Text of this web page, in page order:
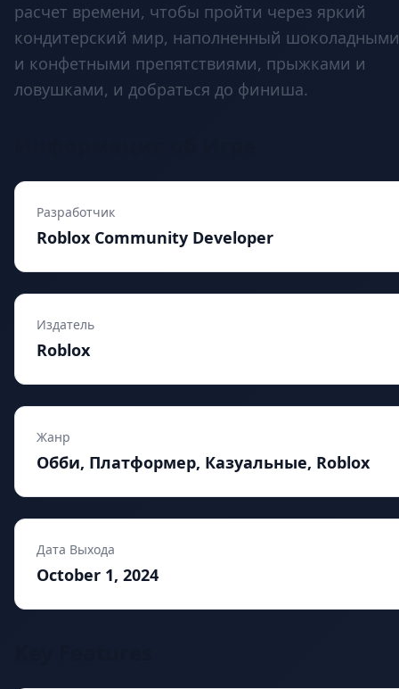
расчет времени, чтобы пройти через яркий
кондитерский мир, наполненный шоколадными
и конфетными препятствиями, прыжками и
ловушками, и добраться до финиша.
Разработчик
Roblox Community Developer
Издатель
Roblox
Жанр
Обби, Платформер, Казуальные, Roblox
Дата Выхода
October 1, 2024